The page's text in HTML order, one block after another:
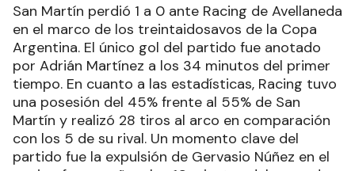
San Martín perdió 1 a 0 ante Racing de Avellaneda
en el marco de los treintaidosavos de la Copa
Argentina. El único gol del partido fue anotado
por Adrián Martínez a los 34 minutos del primer
tiempo. En cuanto a las estadísticas, Racing tuvo
una posesión del 45% frente al 55% de San
Martín y realizó 28 tiros al arco en comparación
con los 5 de su rival. Un momento clave del
partido fue la expulsión de Gervasio Núñez en el